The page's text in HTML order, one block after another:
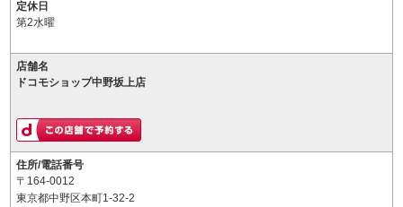
定休日
第2水曜
店舗名
ドコモショップ中野坂上店
住所/電話番号
〒164-0012
東京都中野区本町1-32-2